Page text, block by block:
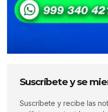
Suscríbete y se
Suscríbete y recibe las